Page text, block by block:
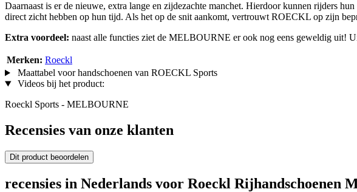
Daarnaast is er de nieuwe, extra lange en zijdezachte manchet. Hierdoor kunnen rijders
direct zicht hebben op hun tijd. Als het op de snit aankomt, vertrouwt ROECKL op zijn
Extra voordeel: naast alle functies ziet de MELBOURNE er ook nog eens geweldig uit!
Merken: Roeckl
Maattabel voor handschoenen van ROECKL Sports
Videos bij het product:
Roeckl Sports - MELBOURNE
Recensies van onze klanten
Dit product beoordelen
recensies in Nederlands voor Roeckl Rijhandschoenen